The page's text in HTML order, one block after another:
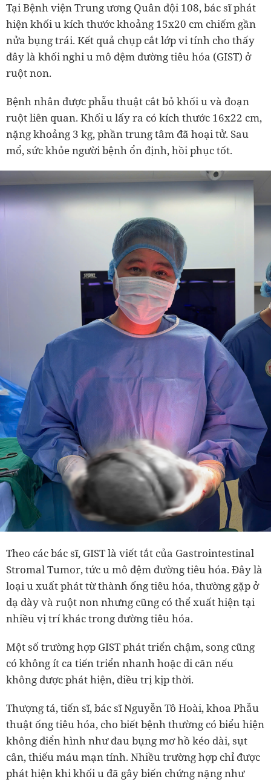
Tại Bệnh viện Trung ương Quân đội 108, bác sĩ phát
hiện khối u kích thước khoảng 15x20 cm chiếm gần
nửa bụng trái. Kết quả chụp cắt lớp vi tính cho thấy
đây là khối nghi u mô đệm đường tiêu hóa (GIST) ở
ruột non.
Bệnh nhân được phẫu thuật cắt bỏ khối u và đoạn
ruột liên quan. Khối u lấy ra có kích thước 16x22 cm,
nặng khoảng 3 kg, phần trung tâm đã hoại tử. Sau
mổ, sức khỏe người bệnh ổn định, hồi phục tốt.
Theo các bác sĩ, GIST là viết tắt của Gastrointestinal
Stromal Tumor, tức u mô đệm đường tiêu hóa. Đây là
loại u xuất phát từ thành ống tiêu hóa, thường gặp ở
dạ dày và ruột non nhưng cũng có thể xuất hiện tại
nhiều vị trí khác trong đường tiêu hóa.
Một số trường hợp GIST phát triển chậm, song cũng
có không ít ca tiến triển nhanh hoặc di căn nếu
không được phát hiện, điều trị kịp thời.
Thượng tá, tiến sĩ, bác sĩ Nguyễn Tô Hoài, khoa Phẫu
thuật ống tiêu hóa, cho biết bệnh thường có biểu hiện
không điển hình như đau bụng mơ hồ kéo dài, sụt
cân, thiếu máu mạn tính. Nhiều trường hợp chỉ được
phát hiện khi khối u đã gây biến chứng nặng như